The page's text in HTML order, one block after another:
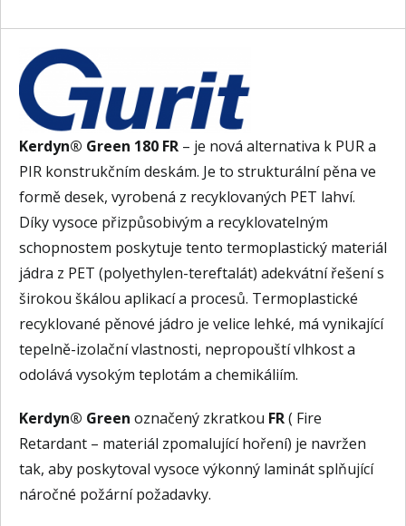
Kerdyn® Green 180 FR – je nová alternativa k PUR a
PIR konstrukčním deskám. Je to strukturální pěna ve
formě desek, vyrobená z recyklovaných PET lahví.
Díky vysoce přizpůsobivým a recyklovatelným
schopnostem poskytuje tento termoplastický materiál
jádra z PET (polyethylen-tereftalát) adekvátní řešení s
širokou škálou aplikací a procesů. Termoplastické
recyklované pěnové jádro je velice lehké, má vynikající
tepelně-izolační vlastnosti, nepropouští vlhkost a
odolává vysokým teplotám a chemikáliím.
Kerdyn® Green označený zkratkou FR( Fire
Retardant – materiál zpomalující hoření) je navržen
tak, aby poskytoval vysoce výkonný laminát splňující
náročné požární požadavky.